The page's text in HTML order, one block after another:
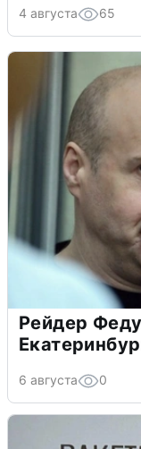
4 августа 65
Рейдер
6 августа 0